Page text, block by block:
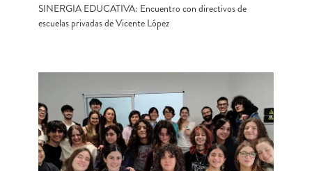
SINERGIA EDUCATIVA: Encuentro con directivos de
escuelas privadas de Vicente López